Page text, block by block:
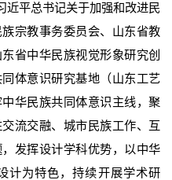
近平总书记关于加强和改进民
宗教事务委员会、山东省教
省中华民族视觉形象研究创
体意识研究基地（山东工艺
华民族共同体意识主线，聚
流交融、城市民族工作、互
发挥设计学科优势，以中华
计为特色，持续开展学术研